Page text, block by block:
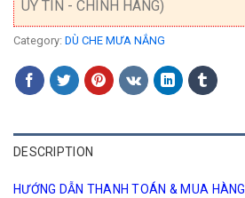
UY TÍN - CHÍNH HÃNG)
Category: DÙ CHE MƯA NẮNG
DESCRIPTION
HƯỚNG DẪN THANH TOÁN & MUA HÀNG